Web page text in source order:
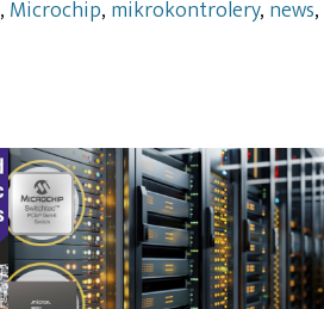
, Microchip, mikrokontrolery, news,